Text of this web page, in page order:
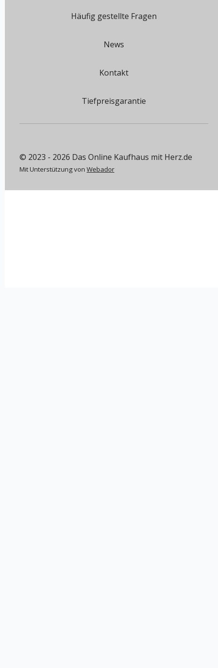
Häufig gestellte Fragen
News
Kontakt
Tiefpreisgarantie
© 2023 - 2026 Das Online Kaufhaus mit Herz.de
Mit Unterstützung von Webador